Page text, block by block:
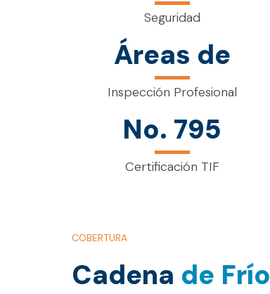
Seguridad
Áreas de
Inspección Profesional
No. 795
Certificación TIF
COBERTURA
Cadena de Frío